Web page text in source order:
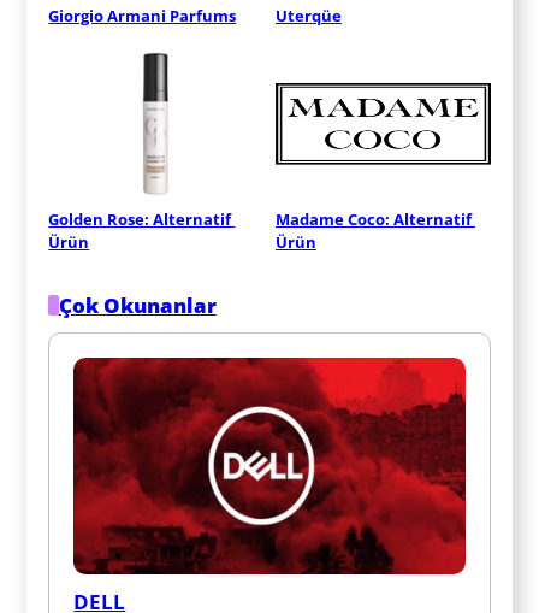
Giorgio Armani Parfums Uterqüe
Golden Rose: Alternatif
Ürün
Madame Coco: Alternatif
Ürün
Çok Okunanlar
DELL